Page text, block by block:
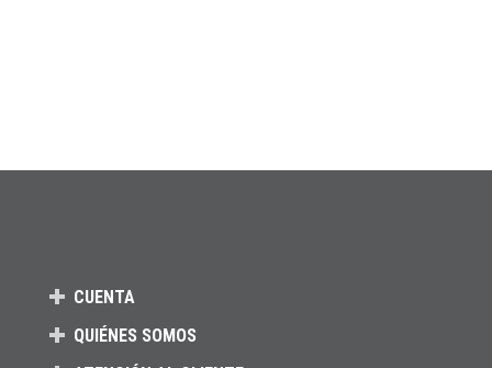
CUENTA
QUIÉNES SOMOS